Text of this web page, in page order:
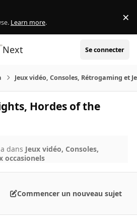
Learn more. ×
Next Se connecter
Jeux vidéo, Consoles, Rétrogaming et
Hordes of the
dans Jeux vidéo, Consoles,
occasionels
Commencer un nouveau sujet